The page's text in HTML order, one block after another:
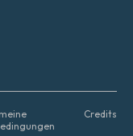
Credits